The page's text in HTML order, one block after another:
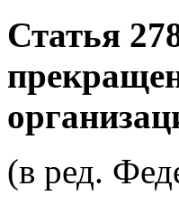
Статья
(в ред.